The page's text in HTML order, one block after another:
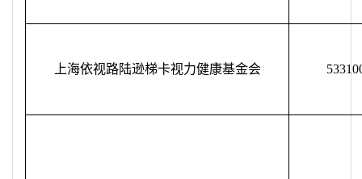
上海依视路陆逊梯卡视力健康基金会